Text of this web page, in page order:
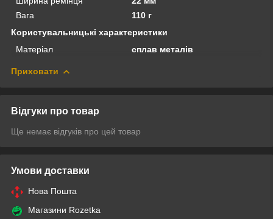
Вага
110 г
Користувальницькі характеристики
Матеріал
сплав металів
Приховати
Відгуки про товар
Ще немає відгуків про цей товар
Умови доставки
Нова Пошта
Магазини Rozetka